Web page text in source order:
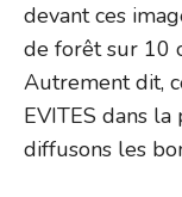
devant ces
de forêt sur 10
Autrement dit,
EVITES dans
diffusons les